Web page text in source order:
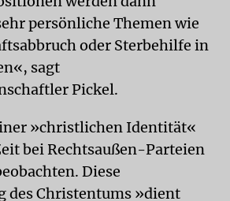
persönliche Themen wie
oder Sterbehilfe in
sagt
Pickel.
»christlichen Identität«
bei Rechtsaußen-Parteien
Diese
des Christentums »dient